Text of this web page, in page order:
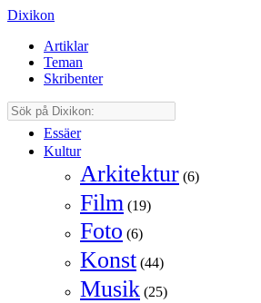
Dixikon
Artiklar
Teman
Skribenter
Essäer
Kultur
Arkitektur (6)
Film (19)
Foto (6)
Konst (44)
Musik (25)